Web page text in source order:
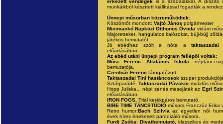
érkezett vendégek is a szadaiakkal. A díszítő
munkáikból készített kiállítással fogadták a
Ünnepi műsorban közreműködtek:
Köszöntőt mondott: Vajtó János polgármester
Micimackó Napközi Otthonos Óvoda vidám
Majoretteket, hangulatos kalózokat, bújj-bújj
játékos bemutatót.
Jó ebédhez szólt a nóta a
előadásában.
Az ebéd utáni ünnepi program fellépői voltak:
Móra Ferenc Általános Iskola
bemutatója.
Czentnár Ferenc tárogatózott.
Taktaszadai Tini hastáncosok szuper
Sztárparádé- Taktaszadai Pávakör mulatós
Hopp Juliska... népi zenés mesejáték az Egri
előadásában.
IRON FOGS, Triál kerékpáros bemutató.
BIBE TIME TÁNCSTÚDIÓműsora Franczúz Erika
Retro humor:Bach Szilvia az egyetlen női
évek híres énekeseit parodizáló műsora.
Furdi Zsóka: Divatbemutató, klasszikus és